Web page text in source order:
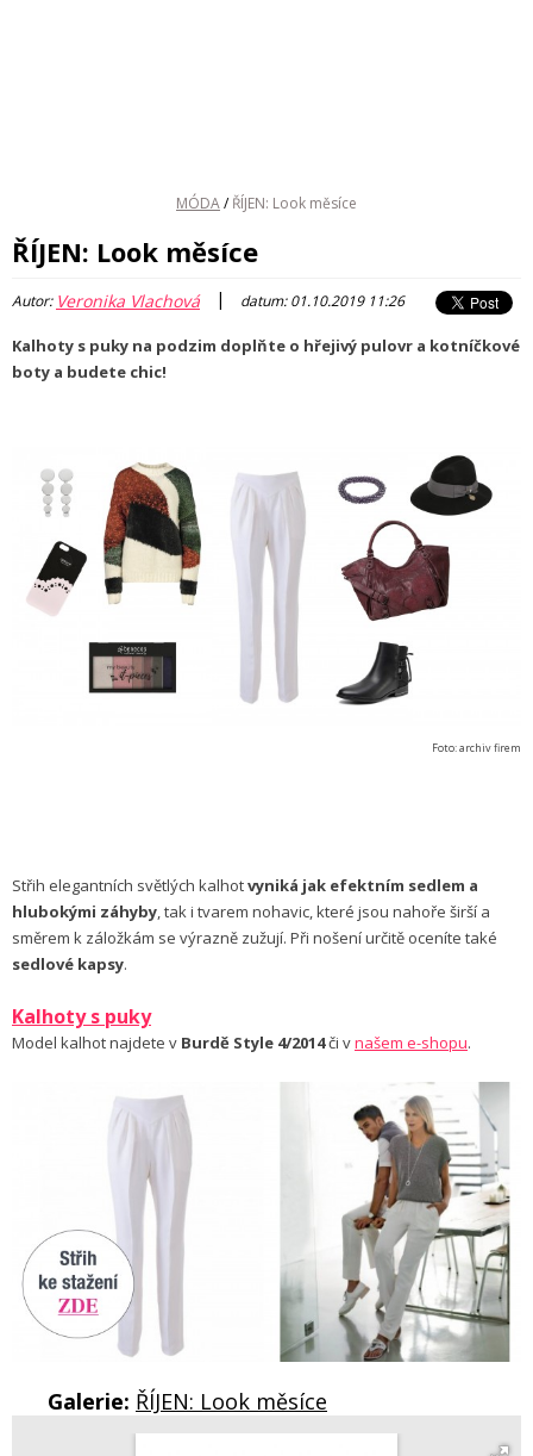
MÓDA/ ŘÍJEN: Look měsíce
ŘÍJEN: Look měsíce
Autor: Veronika Vlachová | datum: 01.10.2019 11:26
Kalhoty s puky na podzim doplňte o hřejivý pulovr a kotníčkové
boty a budete chic!
Foto: archiv firem
Střih elegantních světlých kalhotvyniká jak efektním sedlem a
hlubokými záhyby, tak i tvarem nohavic, které jsou nahoře širší a
směrem k záložkám se výrazně zužují. Při nošení určitě oceníte také
sedlové kapsy.
Kalhoty s puky
Model kalhot najdete v Burdě Style 4/2014či vnašem e-shopu.
Galerie: ŘÍJEN: Look měsíce